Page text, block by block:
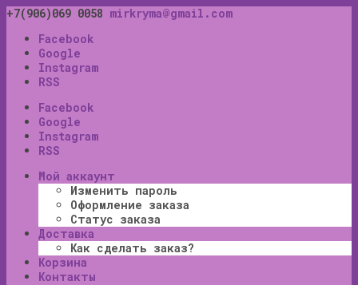
+7(906)069 0058 mirkryma@gmail.com
Facebook
Google
Instagram
RSS
Facebook
Google
Instagram
RSS
Мой аккаунт
Изменить пароль
Оформление заказа
Статус заказа
Доставка
Как сделать заказ?
Корзина
Контакты